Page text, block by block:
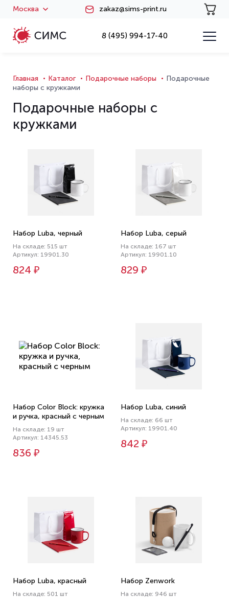
Москва zakaz@sims-print.ru
8 (495) 994-17-40
Главная Каталог Подарочные наборы
Подарочные
наборы с кружками
Подарочные наборы с
кружками
Набор Luba, черный
На складе: 515 шт
Артикул: 19901.30
824 ₽
Набор Luba, серый
На складе: 167 шт
Артикул: 19901.10
829 ₽
Набор Color Block: кружка
и ручка, красный с черным
На складе: 19 шт
Артикул: 14345.53
836 ₽
Набор Luba, синий
На складе: 66 шт
Артикул: 19901.40
842 ₽
Набор Luba, красный
На складе: 501 шт
Набор Zenwork
На складе: 946 шт